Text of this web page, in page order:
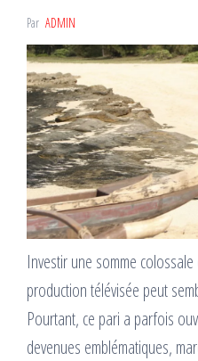
Par ADMIN
Investir une somme colossale
production télévisée peut
Pourtant, ce pari a parfois
devenues emblématiques,